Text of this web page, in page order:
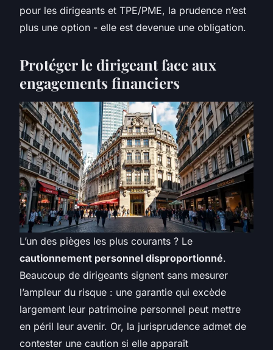
pour les dirigeants et TPE/PME, la prudence n’est
plus une option - elle est devenue une obligation.
Protéger le dirigeant face aux
engagements financiers
L’un des pièges les plus courants ? Le
cautionnement personnel disproportionné.
Beaucoup de dirigeants signent sans mesurer
l’ampleur du risque : une garantie qui excède
largement leur patrimoine personnel peut mettre
en péril leur avenir. Or, la jurisprudence admet de
contester une caution si elle apparaît